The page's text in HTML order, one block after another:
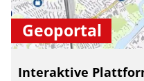
Geoportal
Interaktive